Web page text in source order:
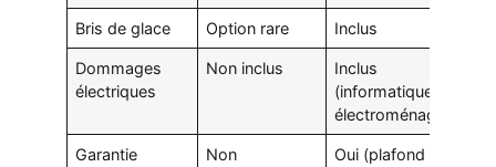
Bris de glace Option rare Inclus
Dommages
électriques
Non inclus
Inclus
(informatique/
électroménager)
Garantie
Non
Oui (plafond